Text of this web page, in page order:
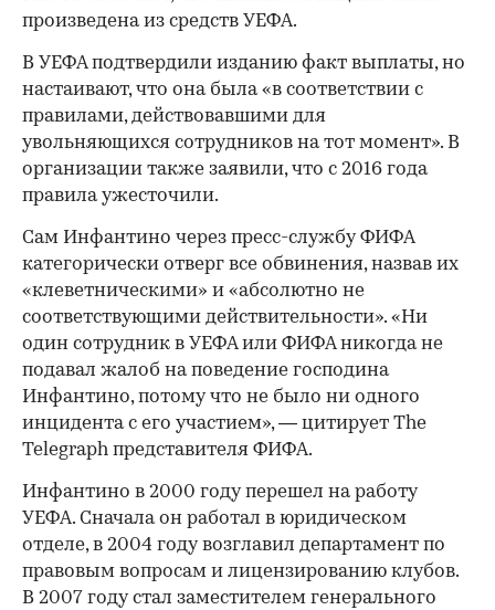
00:00
произведена из средств УЕФА.
В УЕФА подтвердили изданию факт выплаты, но
настаивают, что она была «в соответствии с
правилами, действовавшими для
увольняющихся сотрудников на тот момент». В
организации также заявили, что с 2016 года
правила ужесточили.
Сам Инфантино через пресс-службу ФИФА
категорически отверг все обвинения, назвав их
«клеветническими» и «абсолютно не
соответствующими действительности». «Ни
один сотрудник в УЕФА или ФИФА никогда не
подавал жалоб на поведение господина
Инфантино, потому что не было ни одного
инцидента с его участием», — цитирует The
Telegraph представителя ФИФА.
Инфантино в 2000 году перешел на работу
УЕФА. Сначала он работал в юридическом
отделе, в 2004 году возглавил департамент по
правовым вопросам и лицензированию клубов.
В 2007 году стал заместителем генерального